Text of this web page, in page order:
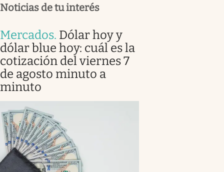
Noticias de tu interés
Mercados. Dólar hoy y
dólar blue hoy: cuál es la
cotización del viernes 7
de agosto minuto a
minuto